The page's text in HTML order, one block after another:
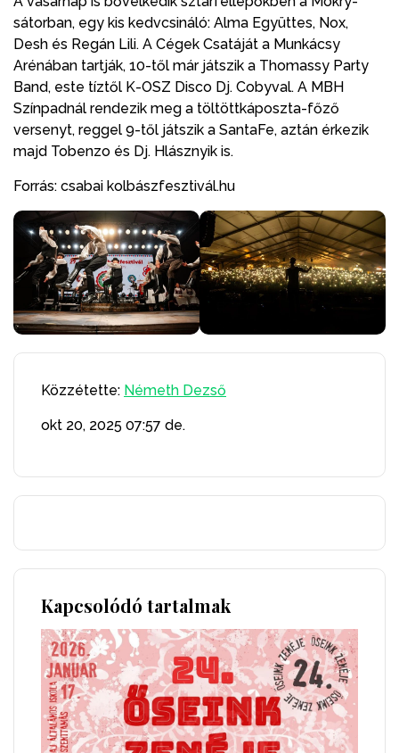
sátorban, egy kis kedvcsináló: Alma Együttes, Nox,
Desh és Regán Lili. A Cégek Csatáját a Munkácsy
Arénában tartják, 10-től már játszik a Thomassy Party
Band, este tíztől K-OSZ Disco Dj. Cobyval. A MBH
Színpadnál rendezik meg a töltöttkáposzta-főző
versenyt, reggel 9-től játszik a SantaFe, aztán érkezik
majd Tobenzo és Dj. Hlásznyik is.
Forrás: csabai kolbászfesztivál.hu
Közzétette: Németh Dezső
okt 20, 2025 07:57 de.
Kapcsolódó tartalmak